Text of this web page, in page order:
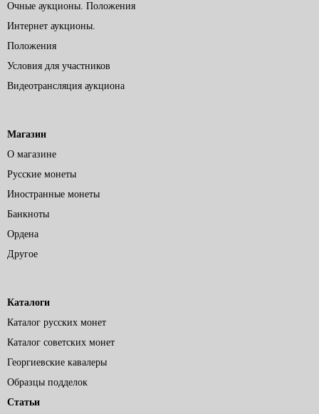
Очные аукционы. Положения
Интернет аукционы.
Положения
Условия для участников
Видеотрансляция аукциона
Магазин
О магазине
Русские монеты
Иностранные монеты
Банкноты
Ордена
Другое
Каталоги
Каталог русских монет
Каталог советских монет
Георгиевские кавалеры
Образцы подделок
Статьи